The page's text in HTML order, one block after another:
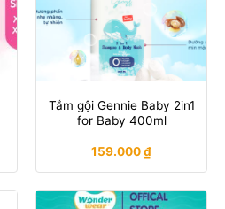
Tắm gội Gennie Baby 2in1
for Baby 400ml
159.000₫